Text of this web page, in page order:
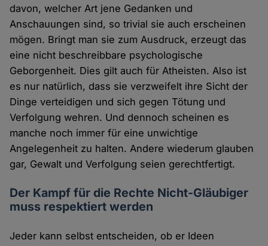
davon, welcher Art jene Gedanken und
Anschauungen sind, so trivial sie auch erscheinen
mögen. Bringt man sie zum Ausdruck, erzeugt das
eine nicht beschreibbare psychologische
Geborgenheit. Dies gilt auch für Atheisten. Also ist
es nur natürlich, dass sie verzweifelt ihre Sicht der
Dinge verteidigen und sich gegen Tötung und
Verfolgung wehren. Und dennoch scheinen es
manche noch immer für eine unwichtige
Angelegenheit zu halten. Andere wiederum glauben
gar, Gewalt und Verfolgung seien gerechtfertigt.
Der Kampf für die Rechte Nicht-Gläubiger
muss respektiert werden
Jeder kann selbst entscheiden, ob er Ideen